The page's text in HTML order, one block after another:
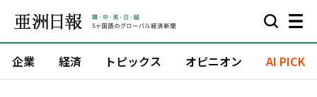
企業 経済 トピックス オピニオン AI PICK